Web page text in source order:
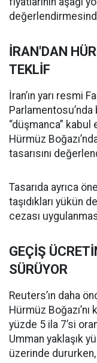
İRAN'DAN
TEKLİF
İran’ın yarı resmi
“düşmanca”
Hürmüz
tasarısını
Tasarıda ayrıca
taşıdıkları yükün
cezası
GEÇİŞ
SÜRÜYOR
Reuters’ın daha
Hürmüz
yüzde 5 ila 7’si
Umman yaklaşık
üzerinde